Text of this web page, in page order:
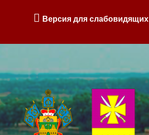
Версия для слабовидящих